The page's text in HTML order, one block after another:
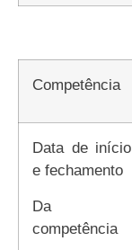
Competência
Data de início
e fechamento
da
competência